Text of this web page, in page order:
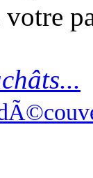
votre